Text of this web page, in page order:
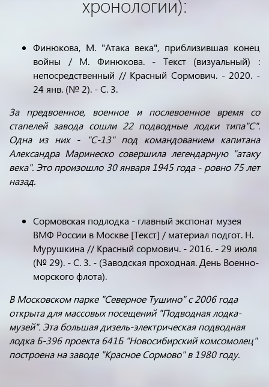
хронологии):
Финюкова, М. "Атака века", приблизившая конец
войны / М. Финюкова. - Текст (визуальный) :
непосредственный // Красный Сормович. - 2020. -
24 янв. (№ 2). - С. 3.
За предвоенное, военное и послевоенное время со
стапелей завода сошли 22 подводные лодки типа"С".
Одна из них - "С-13" под командованием капитана
Александра Маринеско совершила легендарную "атаку
века". Это произошло 30 января 1945 года - ровно 75 лет
назад.
Сормовская подлодка - главный экспонат музея
ВМФ России в Москве [Текст] / материал подгот. Н.
Мурушкина // Красный сормович. - 2016. - 29 июля
(№ 29). - С. 3. - (Заводская проходная. День Военно-
морского флота).
В Московском парке "Северное Тушино" с 2006 года
открыта для массовых посещений "Подводная лодка-
музей". Эта большая дизель-электрическая подводная
лодка Б-396 проекта 641Б "Новосибирский комсомолец"
построена на заводе "Красное Сормово" в 1980 году.